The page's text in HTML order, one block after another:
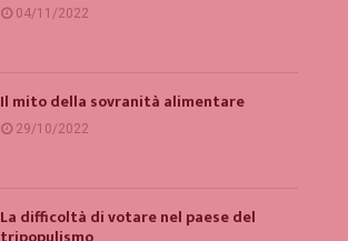
04/11/2022
Il mito della sovranità alimentare
29/10/2022
La difficoltà di votare nel paese del